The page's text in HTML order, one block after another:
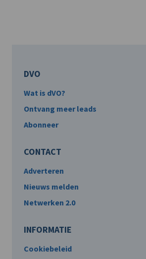
DVO
Wat is dVO?
Ontvang meer leads
Abonneer
CONTACT
Adverteren
Nieuws melden
Netwerken 2.0
INFORMATIE
Cookiebeleid